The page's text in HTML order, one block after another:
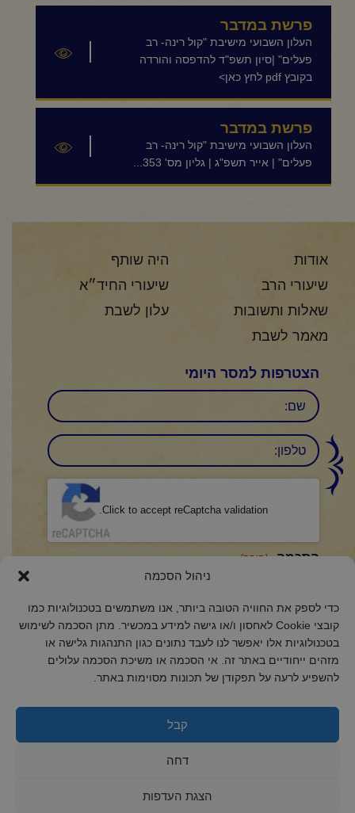
ניהול הסכמה
כדי לספק את החוויה הטובה ביותר, אנו משתמשים בטכנולוגיות כמו
קובצי Cookie לאחסון ו/או גישה למידע במכשיר. מתן הסכמה לשימוש
בטכנולוגיות אלו יאפשר לנו לעבד נתונים כגון התנהגות גלישה או
מזהים ייחודיים באתר זה. אי הסכמה או משיכת הסכמה עלולים
להשפיע לרעה על תפקודן של תכונות מסוימות באתר.
קבל
דחה
הצגת העדפות
פרשת במדבר
העלון השבועי מישיבת "קול רינה- רב
פעלים" |סיון תשפ"ד להדפסה והורדה
בקובץ pdf לחץ כאן>
פרשת במדבר
העלון השבועי מישיבת "קול רינה- רב
פעלים" | אייר תשפ"ג | גליון מס' 353...
אודות
היה שותף
שיעורי הרב
שיעורי החיד״א
שאלות ותשובות
עלון לשבת
מאמר לשבת
הצטרפות למסר היומי
שם
טלפון:
Click to accept reCaptcha validation.
הסכמה (חובה)
אני מאשר/ת כי קראתי והבנתי את
2018 כל הזכויות שמורות לקול רינה
מדיניות פרטיות
מדיניות קובצי Cookie